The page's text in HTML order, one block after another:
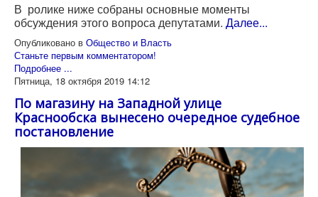
В ролике ниже собраны основные моменты
обсуждения этого вопроса депутатами. Далее...
Опубликовано в Общество и Власть
Станьте первым комментатором!
Подробнее ...
Пятница, 18 октября 2019 14:12
По магазину на Западной улице
Краснообска вынесено очередное судебное
постановление